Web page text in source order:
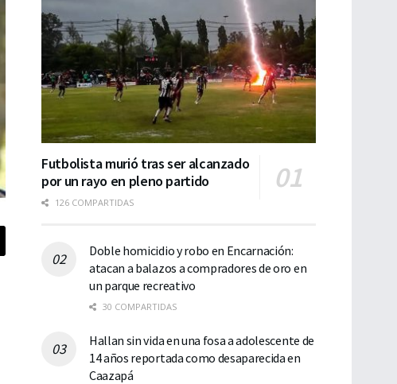
Futbolista murió tras ser alcanzado
por un rayo en pleno partido
126 COMPARTIDAS
Doble homicidio y robo en Encarnación:
atacan a balazos a compradores de oro en
un parque recreativo
30 COMPARTIDAS
Hallan sin vida en una fosa a adolescente de
14 años reportada como desaparecida en
Caazapá